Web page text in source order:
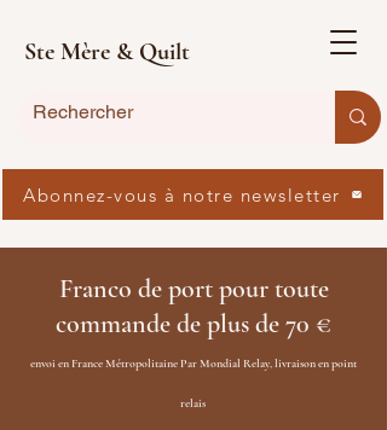
Ste Mère & Quilt
Franco de port pour toute
commande de plus de 70 €
envoi en France Métropolitaine Par Mondial Relay, livraison en point
relais
Abonnez-vous à notre newsletter